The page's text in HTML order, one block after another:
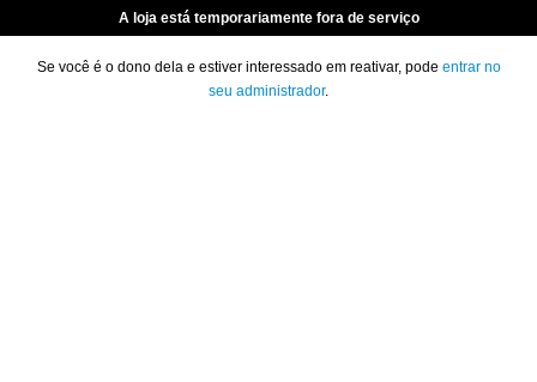
A loja está temporariamente fora de serviço
Se você é o dono dela e estiver interessado em reativar, pode entrar no
seu administrador.